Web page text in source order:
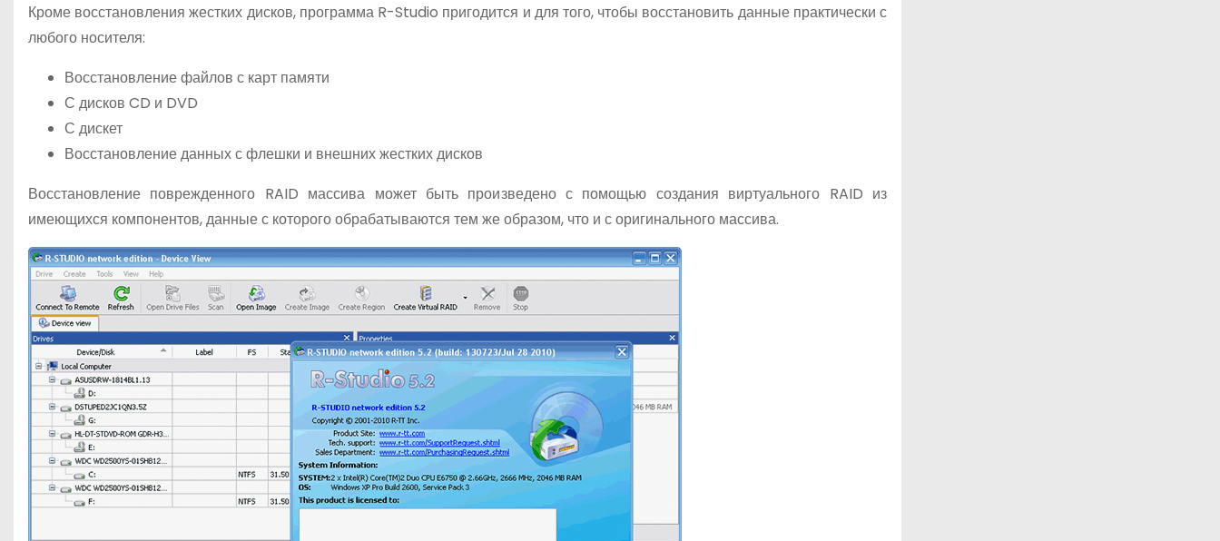
Кроме восстановления жестких дисков, программа R-Studio пригодится и для того, чтобы восстановить данные практически с
любого носителя:
Восстановление файлов с карт памяти
С дисков CD и DVD
С дискет
Восстановление данных с флешки и внешних жестких дисков
Восстановление поврежденного RAID массива может быть произведено с помощью создания виртуального RAID из
имеющихся компонентов, данные с которого обрабатываются тем же образом, что и с оригинального массива.